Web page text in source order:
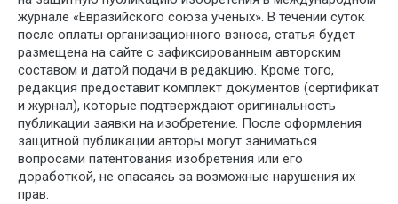
журнале «Евразийского союза учёных». В течении суток
после оплаты организационного взноса, статья будет
размещена на сайте с зафиксированным авторским
составом и датой подачи в редакцию. Кроме того,
редакция предоставит комплект документов (сертификат
и журнал), которые подтверждают оригинальность
публикации заявки на изобретение. После оформления
защитной публикации авторы могут заниматься
вопросами патентования изобретения или его
доработкой, не опасаясь за возможные нарушения их
прав.